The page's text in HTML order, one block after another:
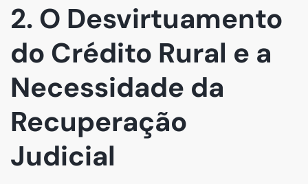
2. O Desvirtuamento
do Crédito Rural e a
Necessidade da
Recuperação
Judicial